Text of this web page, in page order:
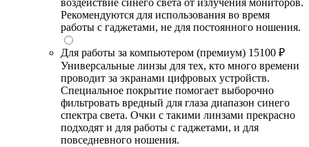
воздействие синего света от излучения мониторов.
Рекомендуются для использования во время
работы с гаджетами, не для постоянного ношения.
Для работы за компьютером (премиум) 15100 ₽
Универсальные линзы для тех, кто много времени
проводит за экранами цифровых устройств.
Специальное покрытие помогает выборочно
фильтровать вредный для глаза диапазон синего
спектра света. Очки с такими линзами прекрасно
подходят и для работы с гаджетами, и для
повседневного ношения.